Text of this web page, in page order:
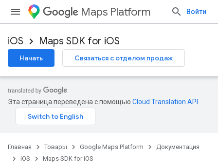
Maps Platform Войти
iOS Maps SDK for iOS
Начать Связаться с отделом продаж
Эта страница переведена с помощью Cloud Translation API
Главная Товары Google Maps Platform
Документация
iOS
Maps SDK for iOS